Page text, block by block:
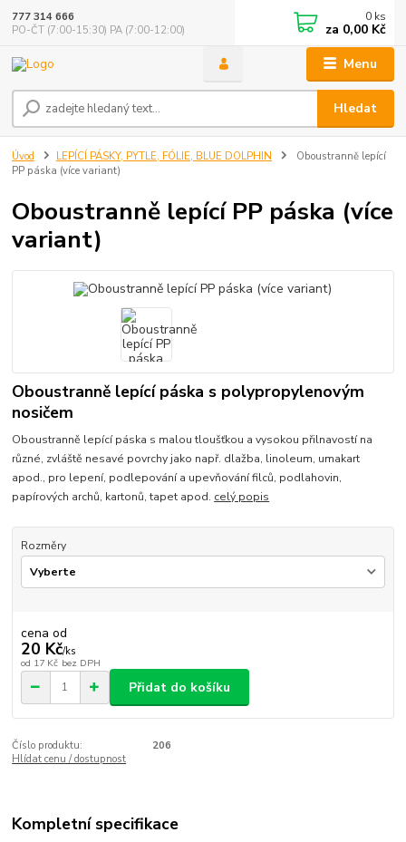
Menu
Hledat
777 314 666
PO-ČT (7:00-15:30) PA (7:00-12:00)
0 ks
za 0,00 Kč
Úvod LEPÍCÍ PÁSKY, PYTLE, FÓLIE, BLUE DOLPHIN
Oboustranně lepící
PP páska (více variant)
Oboustranně lepící PP páska (více
variant)
Oboustranně lepící páska s polypropylenovým
nosičem
Oboustranně lepící páska s malou tloušťkou a vysokou přilnavostí na
různé, zvláště nesavé povrchy jako např. dlažba, linoleum, umakart
apod., pro lepení, podlepování a upevňování filců, podlahovin,
papírových archů, kartonů, tapet apod. celý popis
Rozměry
cena od
20 Kč/ks
od 17 Kč bez DPH
Přidat do košíku
Číslo produktu:
206
Hlídat cenu / dostupnost
Kompletní specifikace